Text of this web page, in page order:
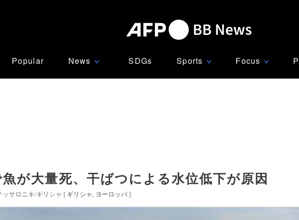
Popular News ∨ SDGs Sports ∨ Focus ∨
が大量死、干ばつによる水位低下が原因
ッサロニキ/ギリシャ [ ギリシャ ヨーロッパ ]